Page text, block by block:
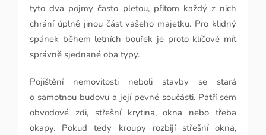
tyto dva pojmy často pletou, přitom každý z nich
chrání úplně jinou část vašeho majetku. Pro klidný
spánek během letních bouřek je proto klíčové mít
správně sjednané oba typy.
Pojištění nemovitosti neboli stavby se stará
o samotnou budovu a její pevné součásti. Patří sem
obvodové zdi, střešní krytina, okna nebo třeba
okapy. Pokud tedy kroupy rozbijí střešní okna,